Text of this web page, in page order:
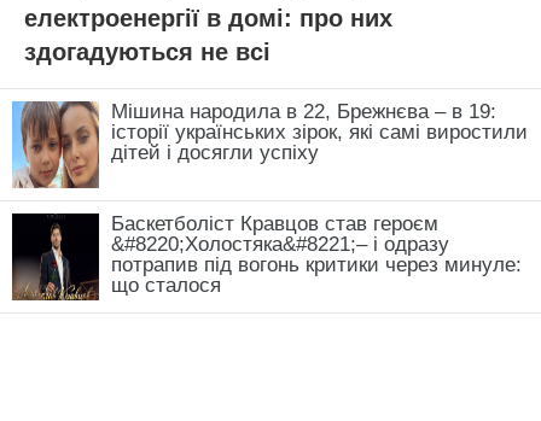
електроенергії в домі: про них
здогадуються не всі
Мішина народила в 22, Брежнєва – в 19:
історії українських зірок, які самі виростили
дітей і досягли успіху
Баскетболіст Кравцов став героєм
&#8220;Холостяка&#8221;– і одразу
потрапив під вогонь критики через минуле:
що сталося